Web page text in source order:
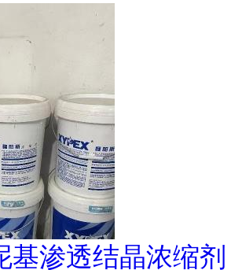
基渗透结晶浓缩剂